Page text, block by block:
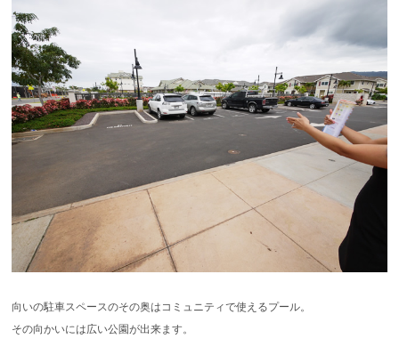
向いの駐車スペースのその奥はコミュニティで使えるプール。
その向かいには広い公園が出来ます。